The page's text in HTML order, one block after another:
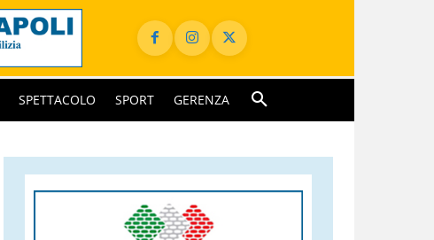
SPETTACOLO SPORT GERENZA